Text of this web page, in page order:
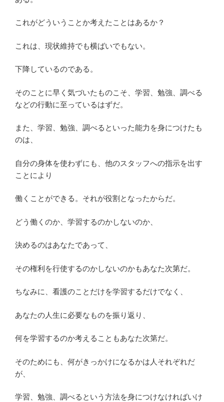
これがどういうことか考えたことはあるか？
これは、現状維持でも横ばいでもない。
下降しているのである。
そのことに早く気づいたものこそ、学習、勉強、調べる
などの行動に至っているはずだ。
また、学習、勉強、調べるといった能力を身につけたも
のは、
自分の身体を使わずにも、他のスタッフへの指示を出す
ことにより
働くことができる。それが役割となったからだ。
どう働くのか、学習するのかしないのか、
決めるのはあなたであって、
その権利を行使するのかしないのかもあなた次第だ。
ちなみに、看護のことだけを学習するだけでなく、
あなたの人生に必要なものを振り返り、
何を学習するのか考えることもあなた次第だ。
そのためにも、何がきっかけになるかは人それぞれだ
が、
学習、勉強、調べるという方法を身につけなければいけ